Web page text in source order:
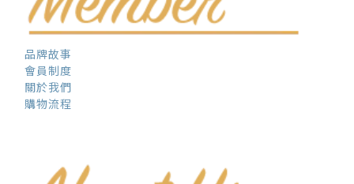
品牌故事
會員制度
關於我們
購物流程